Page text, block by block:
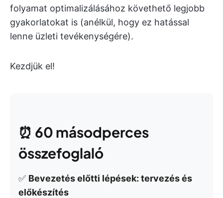
folyamat optimalizálásához követhető legjobb
gyakorlatokat is (anélkül, hogy ez hatással
lenne üzleti tevékenységére).
Kezdjük el!
⏰ 60 másodperces
összefoglaló
✅ Bevezetés előtti lépések: tervezés és
előkészítés